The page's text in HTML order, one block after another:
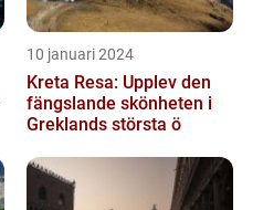
10 januari 2024
Kreta Resa: Upplev den
fängslande skönheten i
Greklands största ö